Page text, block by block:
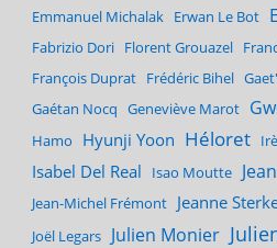
Emmanuel Michalak Erwan Le Bot
Fabrizio Dori Florent Grouazel
François Duprat Frédéric Bihel
Gaétan Nocq Geneviève Marot
Hamo Hyunji Yoon Héloret
Isabel Del Real Isao Moutte
Jean-Michel Frémont Jeanne
Joël Legars Julien Monier